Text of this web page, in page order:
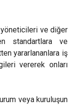
yöneticileri ve diğer
standartlara ve
yararlananlara iş
vererek onları
veya kuruluşun